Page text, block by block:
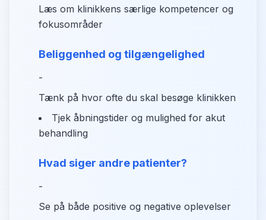
Læs om klinikkens særlige kompetencer og
fokusområder
Beliggenhed og tilgængelighed
-
Tænk på hvor ofte du skal besøge klinikken
Tjek åbningstider og mulighed for akut
behandling
Hvad siger andre patienter?
-
Se på både positive og negative oplevelser